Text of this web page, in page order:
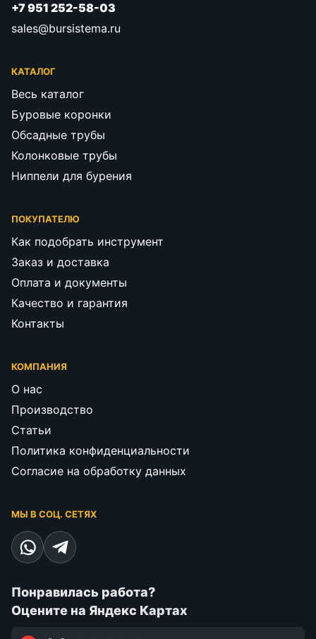
+7 951 252-58-03
sales@bursistema.ru
КАТАЛОГ
Весь каталог
Буровые коронки
Обсадные трубы
Колонковые трубы
Ниппели для бурения
ПОКУПАТЕЛЮ
Как подобрать инструмент
Заказ и доставка
Оплата и документы
Качество и гарантия
Контакты
КОМПАНИЯ
О нас
Производство
Статьи
Политика конфиденциальности
Согласие на обработку данных
МЫ В СОЦ. СЕТЯХ
Понравилась работа?
Оцените на Яндекс Картах